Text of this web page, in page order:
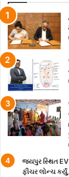
જયપુર સ્થિત EV
ફીચર લોન્ચ